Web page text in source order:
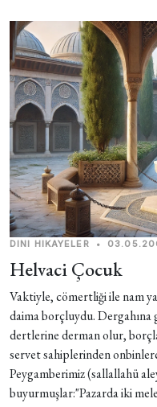
DINI HIKAYELER •
Helvaci Çocuk
Vaktiyle, cömertliği ile nam
daima borçluydu. Dergahına
dertlerine derman olur,
servet sahiplerinden
Peygamberimiz (sallallahü
buyurmuşlar:"Pazarda iki